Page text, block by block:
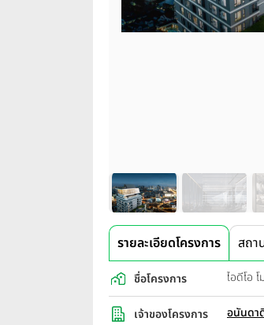
รายละเอียดโครงการ สถา
ชื่อโครงการ ไอดีโอ
เจ้าของโครงการ อนันดา